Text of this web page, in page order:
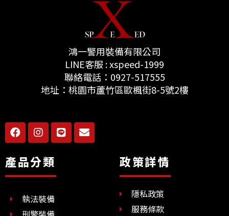
鴻一警用裝備有限公司
LINE客服 : xspeed-1999
聯絡電話：0927-517555
地址：桃園市蘆竹區歐楓街8-5號2樓
F
a
c
e
b
o
I
n
s
t
a
g
a
m
L
i
n
E
n
v
產品分類
執法裝備
政策詳情
隱私政策
服務條款